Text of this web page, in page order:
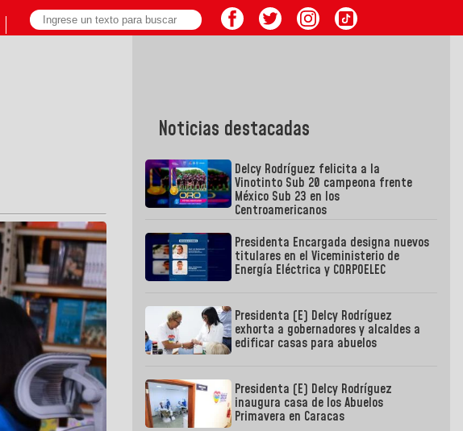
Noticias destacadas
Delcy Rodríguez felicita a la
Vinotinto Sub 20 campeona frente
México Sub 23 en los
Centroamericanos
Presidenta Encargada designa nuevos
titulares en el Viceministerio de
Energía Eléctrica y CORPOELEC
Presidenta (E) Delcy Rodríguez
exhorta a gobernadores y alcaldes a
edificar casas para abuelos
Presidenta (E) Delcy Rodríguez
inaugura casa de los Abuelos
Primavera en Caracas